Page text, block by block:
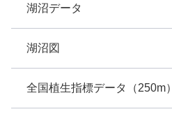
湖沼データ
湖沼図
全国植生指標データ（250m）